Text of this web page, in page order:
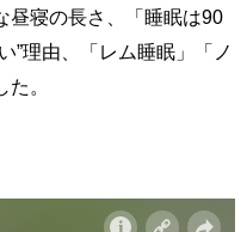
昼寝の長さ、「睡眠は90
”理由、「レム睡眠」「ノ
。